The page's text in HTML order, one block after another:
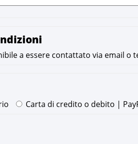
a essere contattato via email o
Carta di credito o